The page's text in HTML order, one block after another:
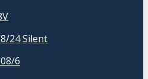
24 Silent
6